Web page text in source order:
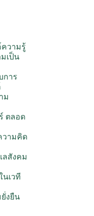
วามรู้
เป็น
การ
ม
ตลอด
วามคิด
ลสังคม
เวที
งยืน